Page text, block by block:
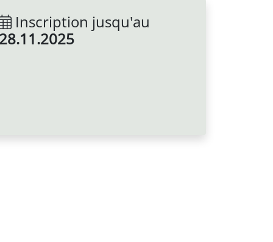
Inscription jusqu'au